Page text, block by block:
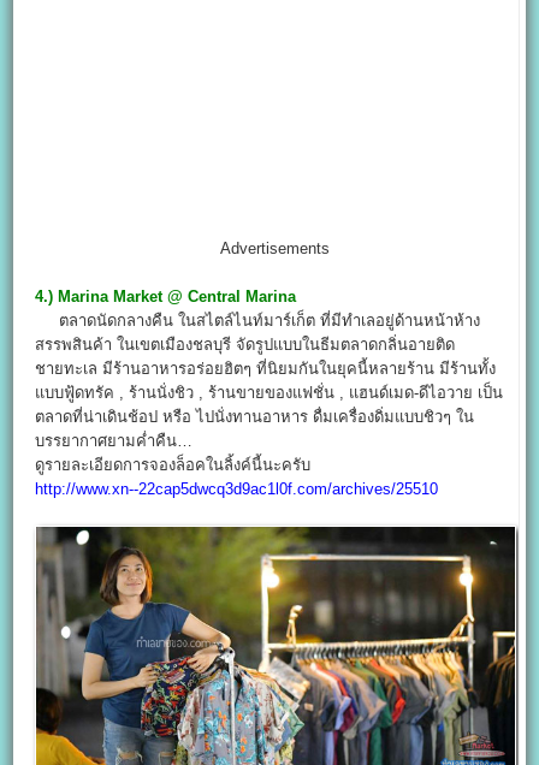
Advertisements
4.) Marina Market @ Central Marina
ตลาดนัดกลางคืน ในสไตล์ไนท์มาร์เก็ต ที่มีทำเลอยู่ด้านหน้าห้าง
สรรพสินค้า ในเขตเมืองชลบุรี จัดรูปแบบในธีมตลาดกลิ่นอายติด
ชายทะเล มีร้านอาหารอร่อยฮิตๆ ที่นิยมกันในยุคนี้หลายร้าน มีร้านทั้ง
แบบฟู้ดทรัค , ร้านนั่งชิว , ร้านขายของแฟชั่น , แฮนด์เมด-ดีไอวาย เป็น
ตลาดที่น่าเดินช้อป หรือ ไปนั่งทานอาหาร ดื่มเครื่องดิ่มแบบชิวๆ ใน
บรรยากาศยามค่ำคืน…
ดูรายละเอียดการจองล็อคในลิ้งค์นี้นะครับ
http://www.xn--22cap5dwcq3d9ac1l0f.com/archives/25510